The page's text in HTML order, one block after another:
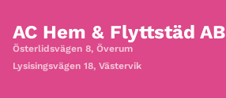
AC Hem & Flyttstäd AB
Österlidsvägen 8, Överum
Lysisingsvägen 18, Västervik